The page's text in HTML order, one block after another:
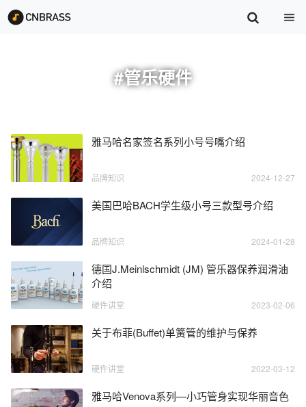
#管乐硬件
雅马哈名家签名系列小号号嘴介绍
品牌知识 2024-12-27
美国巴哈BACH学生级小号三款型号介绍
品牌知识 2024-01-28
德国J.Meinlschmidt (JM) 管乐器保养润滑油
介绍
硬件讲堂 2023-02-06
关于布菲(Buffet)单簧管的维护与保养
硬件讲堂 2022-03-12
雅马哈Venova系列—小巧管身实现华丽音色